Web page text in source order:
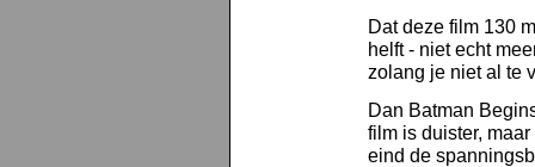
Dat deze film 130
helft - niet echt
zolang je niet al te
Dan Batman
film is duister,
eind de